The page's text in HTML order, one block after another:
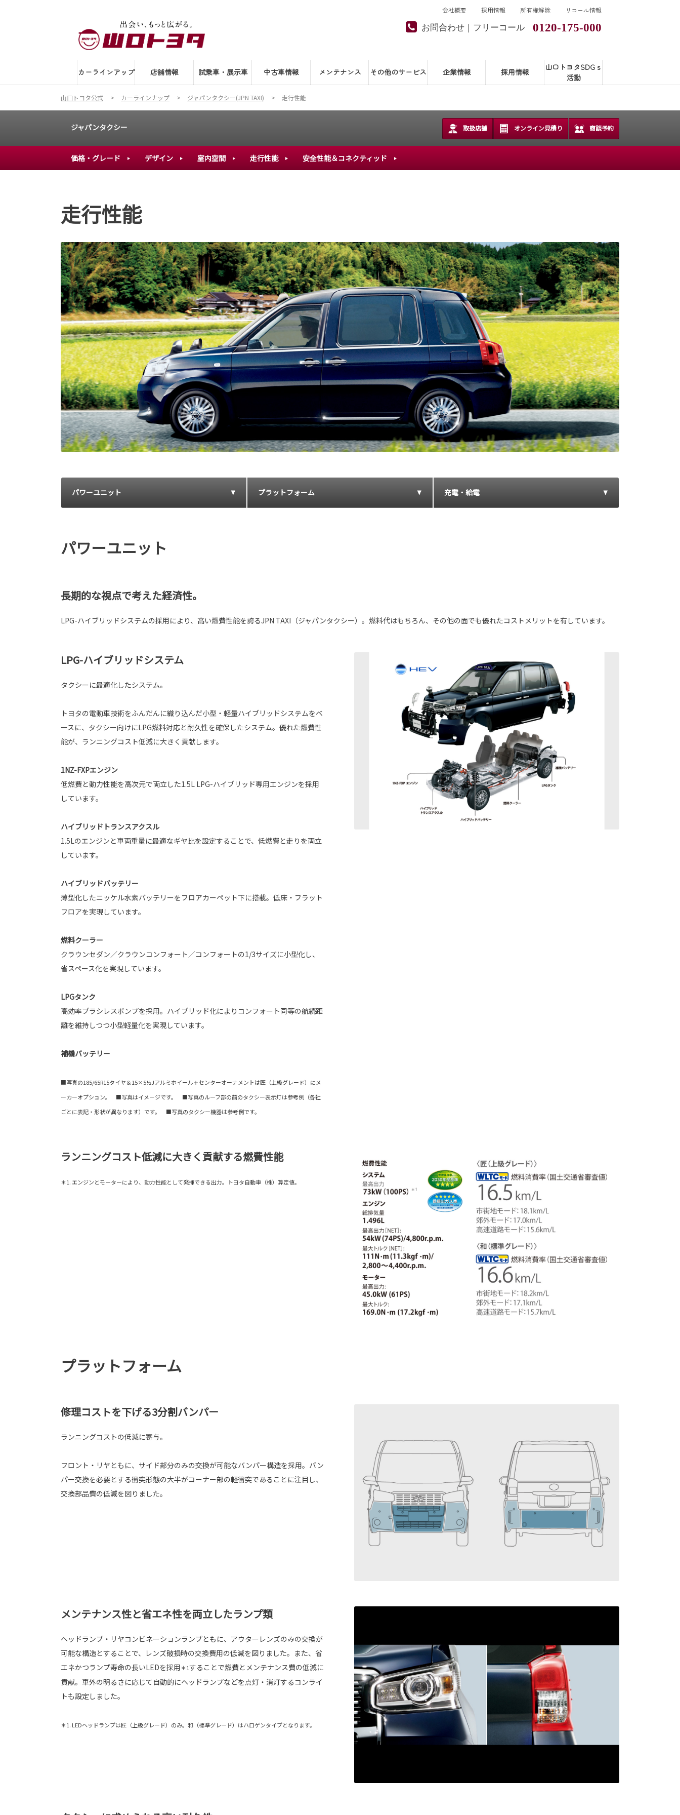
お問合わせ｜フリーコール 0120-175-000
カーラインアップ 店舗情報 試乗車・展示車 中古車情報 メンテナンス その他のサービス 企業情報 採用情報
山口トヨタSDGｓ
活動
会社概要 採用情報 所有権解除 リコール情報
山口トヨタ公式 カーラインナップ ジャパンタクシー(JPN TAXI) 走行性能
ジャパンタクシー 取扱店舗 オンライン見積り 商談予約
価格・グレード デザイン 室内空間 走行性能 安全性能＆コネクティッド
走行性能
パワーユニット プラットフォーム 充電・給電
パワーユニット
長期的な視点で考えた経済性。
LPG-ハイブリッドシステムの採用により、高い燃費性能を誇るJPN TAXI（ジャパンタクシー）。燃料代はもちろん、その他の面でも優れたコストメリットを有しています。
LPG-ハイブリッドシステム
タクシーに最適化したシステム。
トヨタの電動車技術をふんだんに織り込んだ小型・軽量ハイブリッドシステムをベ
ースに、タクシー向けにLPG燃料対応と耐久性を確保したシステム。優れた燃費性
能が、ランニングコスト低減に大きく貢献します。
1NZ-FXPエンジン
低燃費と動力性能を高次元で両立した1.5L LPG-ハイブリッド専用エンジンを採用
しています。
ハイブリッドトランスアクスル
1.5Lのエンジンと車両重量に最適なギヤ比を設定することで、低燃費と走りを両立
しています。
ハイブリッドバッテリー
薄型化したニッケル水素バッテリーをフロアカーペット下に搭載。低床・フラット
フロアを実現しています。
燃料クーラー
クラウンセダン／クラウンコンフォート／コンフォートの1/3サイズに小型化し、
省スペース化を実現しています。
LPGタンク
高効率ブラシレスポンプを採用。ハイブリッド化によりコンフォート同等の航続距
離を維持しつつ小型軽量化を実現しています。
補機バッテリー
■写真の185/65R15タイヤ＆15×5½Jアルミホイール＋センターオーナメントは匠（上級グレード）にメ
ーカーオプション。 ■写真はイメージです。 ■写真のルーフ部の前のタクシー表示灯は参考例（各社
ごとに表記・形状が異なります）です。 ■写真のタクシー機器は参考例です。
ランニングコスト低減に大きく貢献する燃費性能
＊1. エンジンとモーターにより、動力性能として発揮できる出力。トヨタ自動車（株）算定値。
プラットフォーム
修理コストを下げる3分割バンパー
ランニングコストの低減に寄与。
フロント・リヤともに、サイド部分のみの交換が可能なバンパー構造を採用。バン
パー交換を必要とする衝突形態の大半がコーナー部の軽衝突であることに注目し、
交換部品費の低減を図りました。
メンテナンス性と省エネ性を両立したランプ類
ヘッドランプ・リヤコンビネーションランプともに、アウターレンズのみの交換が
可能な構造とすることで、レンズ破損時の交換費用の低減を図りました。また、省
エネかつランプ寿命の長いLEDを採用＊1することで燃費とメンテナンス費の低減に
貢献。車外の明るさに応じて自動的にヘッドランプなどを点灯・消灯するコンライ
トも設定しました。
＊1. LEDヘッドランプは匠（上級グレード）のみ。和（標準グレード）はハロゲンタイプとなります。